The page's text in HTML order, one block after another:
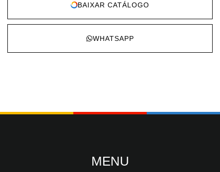
BAIXAR CATÁLOGO
WHATSAPP
MENU